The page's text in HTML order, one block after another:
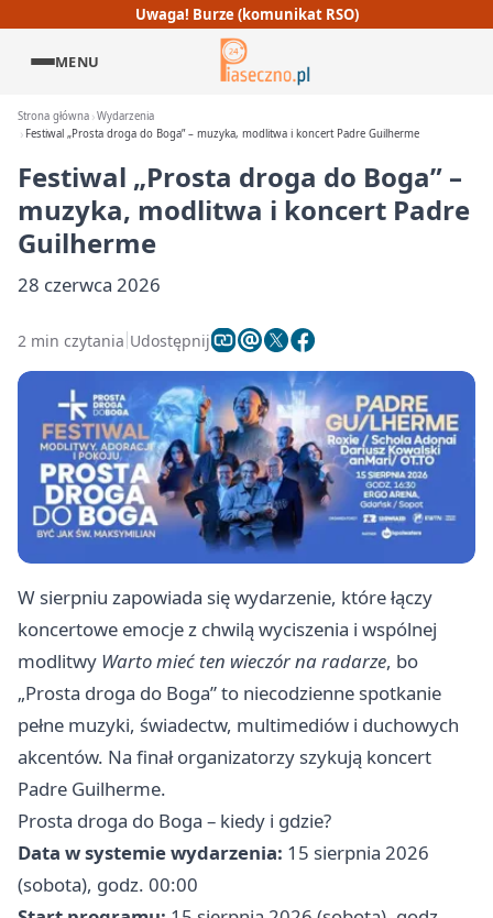
Uwaga! Burze (komunikat RSO)
MENU
Strona główna Wydarzenia
Festiwal „Prosta droga do Boga” – muzyka, modlitwa i koncert Padre Guilherme
Festiwal „Prosta droga do Boga” –
muzyka, modlitwa i koncert Padre
Guilherme
28 czerwca 2026
2 min czytania Udostępnij
W sierpniu zapowiada się wydarzenie, które łączy
koncertowe emocje z chwilą wyciszenia i wspólnej
modlitwy Warto mieć ten wieczór na radarze, bo
„Prosta droga do Boga” to niecodzienne spotkanie
pełne muzyki, świadectw, multimediów i duchowych
akcentów. Na finał organizatorzy szykują koncert
Padre Guilherme.
Prosta droga do Boga – kiedy i gdzie?
Data w systemie wydarzenia: 15 sierpnia 2026
(sobota), godz. 00:00